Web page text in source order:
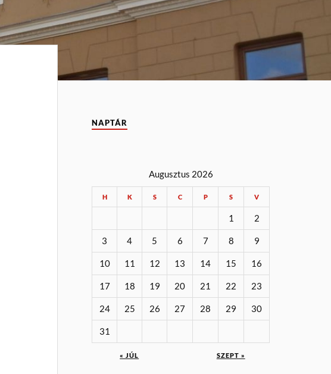
NAPTÁR
Augusztus 2026
H K S C P S V
1 2
3 4 5 6 7 8 9
10 11 12 13 14 15 16
17 18 19 20 21 22 23
24 25 26 27 28 29 30
31
« JÚL SZEPT »